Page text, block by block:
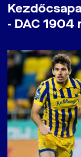
- DAC 1904